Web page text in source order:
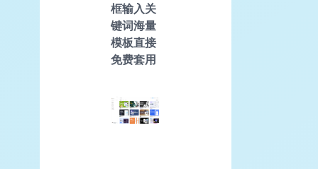
框输入关
键词海量
模板直接
免费套用